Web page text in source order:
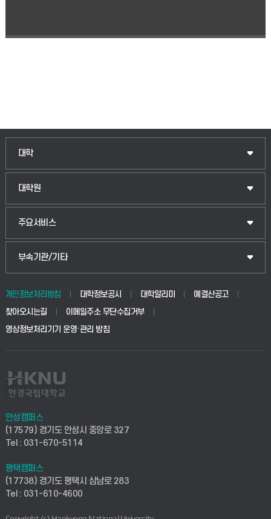
대학
인문융합공공인재학부
법경영학부
생명공학부
사회안전시스템공학부
컴퓨터응용수학부
ICT로봇기계공학부
전자전기공학부
대학원
일반대학원
산업대학원
공공정책대학원
교육대학원
주요서비스
입학안내
웹메일
학사시스템(전문학사 및 전공심화)
사이버캠퍼스(전문학사 및 전공심화)
시설바로처리서비스
연구실안전관리시스템
산학연구관리시스템
부속기관/기타
중앙도서관
학생생활관(안성)
산학협력단
취업지원센터
창업지원센터
현장실습지원센터
개인정보처리방침 대학정보공시 대학알리미
예결산공고
찾아오시는길
이메일주소 무단수집거부
영상정보처리기기 운영·관리 방침
안성캠퍼스
(17579) 경기도 안성시 중앙로 327
Tel : 031-670-5114
평택캠퍼스
(17738) 경기도 평택시 삼남로 283
Tel : 031-610-4600